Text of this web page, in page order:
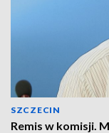
SZCZECIN
Remis w komisji.